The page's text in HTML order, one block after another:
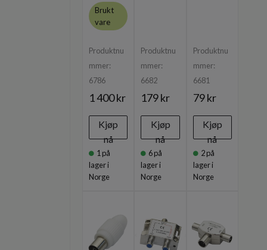
Brukt
vare
Produktnu
mmer:
6786
1 400 kr
Kjøp
nå
1 på
lager i
Norge
Produktnu
mmer:
6682
179 kr
Kjøp
nå
6på
lager i
Norge
Produktnu
mmer:
6681
79 kr
Kjøp
nå
2 på
lager i
Norge